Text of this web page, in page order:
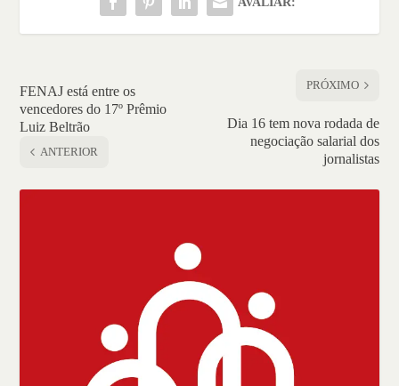
FENAJ está entre os
vencedores do 17º Prêmio
Luiz Beltrão
ANTERIOR
PRÓXIMO
Dia 16 tem nova rodada de
negociação salarial dos
jornalistas